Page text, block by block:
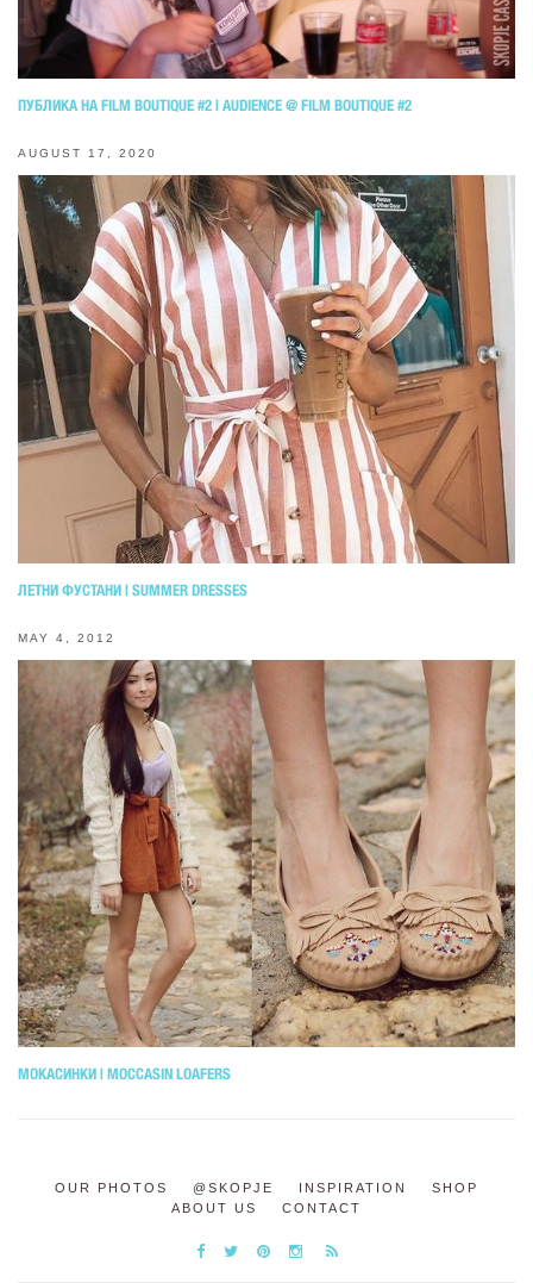
ПУБЛИКА НА FILM BOUTIQUE #2 | AUDIENCE @ FILM BOUTIQUE #2
AUGUST 17, 2020
ЛЕТНИ ФУСТАНИ | SUMMER DRESSES
MAY 4, 2012
МОКАСИНКИ | MOCCASIN LOAFERS
OUR PHOTOS @SKOPJE INSPIRATION
SHOP
ABOUT US
CONTACT